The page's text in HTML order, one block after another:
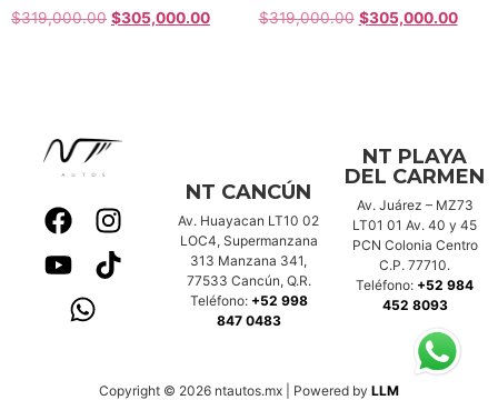
$319,000.00 $305,000.00 $319,000.00 $305,000.00
NT CANCÚN
Av. Huayacan LT10 02
LOC4, Supermanzana
313 Manzana 341,
77533 Cancún, Q.R.
Teléfono: +52 998
847 0483
NT PLAYA
DEL CARMEN
Av. Juárez – MZ73
LT01 01 Av. 40 y 45
PCN Colonia Centro
C.P. 77710.
Teléfono: +52 984
452 8093
Copyright © 2026 ntautos.mx | Powered by LLM